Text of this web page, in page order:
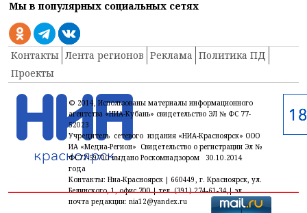
Мы в популярных социальных сетях
Контакты Лента регионов Реклама Политика ПД
Проекты
© 2014, Использованы материалы информационного
агентства «НИА-Кубань» свидетельство ЭЛ № ФС 77-
52023
Учредитель сетевого издания «НИА-Красноярск» ООО
ИА «Медиа-Регион» Свидетельство о регистрации Эл №
ФС77-59710 выдано Роскомнадзором 30.10.2014
года
Контакты: Ниа-Красноярск | 660449, г. Красноярск, ул.
Белинского, 1, офис 700 | тел. (391) 274-61-34,| эл.
почта редакции: nia12@yandex.ru